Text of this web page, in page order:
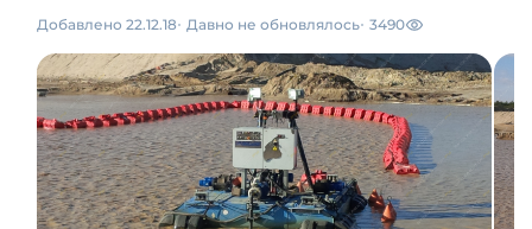
Добавлено 22.12.18 Давно не обновлялось 3490